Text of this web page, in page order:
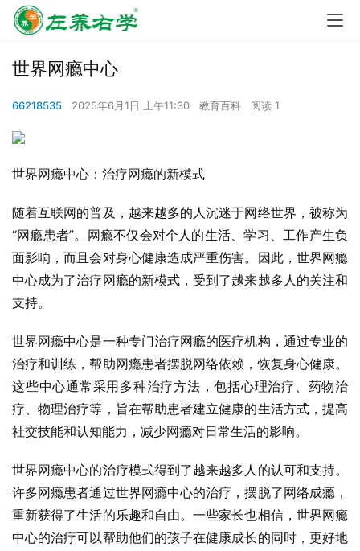
世界网瘾中心
66218535 2025年6月1日 上午11:30 教育百科 阅读 1
世界网瘾中心：治疗网瘾的新模式
随着互联网的普及，越来越多的人沉迷于网络世界，被称为
“网瘾患者”。网瘾不仅会对个人的生活、学习、工作产生负
面影响，而且会对身心健康造成严重伤害。因此，世界网瘾
中心成为了治疗网瘾的新模式，受到了越来越多人的关注和
支持。
世界网瘾中心是一种专门治疗网瘾的医疗机构，通过专业的
治疗和训练，帮助网瘾患者摆脱网络依赖，恢复身心健康。
这些中心通常采用多种治疗方法，包括心理治疗、药物治
疗、物理治疗等，旨在帮助患者建立健康的生活方式，提高
社交技能和认知能力，减少网瘾对日常生活的影响。
世界网瘾中心的治疗模式得到了越来越多人的认可和支持。
许多网瘾患者通过世界网瘾中心的治疗，摆脱了网络成瘾，
重新获得了生活的乐趣和自由。一些家长也相信，世界网瘾
中心的治疗可以帮助他们的孩子在健康成长的同时，更好地